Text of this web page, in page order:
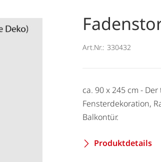
Art.Nr.: 330432
ca. 90 x 245 cm -
Fensterdekoration,
Balkontür.
Produktdetails